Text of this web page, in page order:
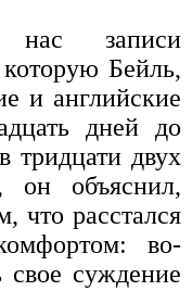
записи
которую Бейль,
и английские
дней до
тридцати двух
он объяснил,
что расстался
во-
свое суждение